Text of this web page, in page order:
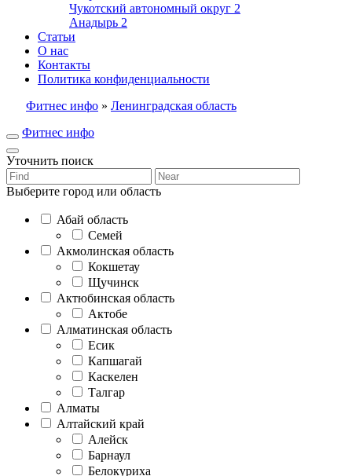
Чукотский автономный округ 2
Анадырь 2
Статьи
О нас
Контакты
Политика конфиденциальности
Фитнес инфо » Ленинградская область
Фитнес инфо
Уточнить поиск
Выберите город или область
Абай область
Семей
Акмолинская область
Кокшетау
Щучинск
Актюбинская область
Актобе
Алматинская область
Есик
Капшагай
Каскелен
Талгар
Алматы
Алтайский край
Алейск
Барнаул
Белокуриха